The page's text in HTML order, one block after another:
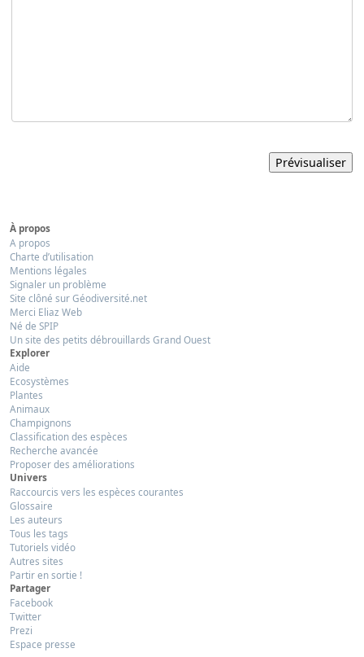
À propos
A propos
Charte d’utilisation
Mentions légales
Signaler un problème
Site clôné sur Géodiversité.net
Merci Eliaz Web
Né de SPIP
Un site des petits débrouillards Grand Ouest
Explorer
Aide
Ecosystèmes
Plantes
Animaux
Champignons
Classification des espèces
Recherche avancée
Proposer des améliorations
Univers
Raccourcis vers les espèces courantes
Glossaire
Les auteurs
Tous les tags
Tutoriels vidéo
Autres sites
Partir en sortie !
Partager
Facebook
Twitter
Prezi
Espace presse